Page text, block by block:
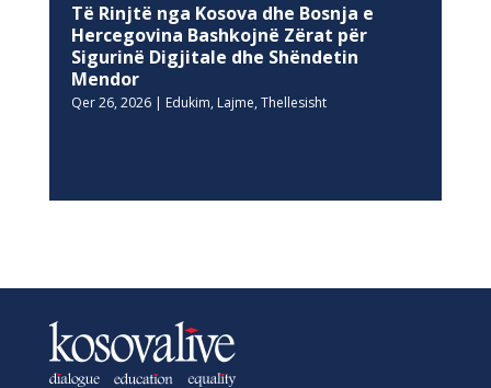
Të Rinjtë nga Kosova dhe Bosnja e
Hercegovina Bashkojnë Zërat për
Sigurinë Digjitale dhe Shëndetin
Mendor
Qer 26, 2026| Edukim, Lajme, Thellesisht